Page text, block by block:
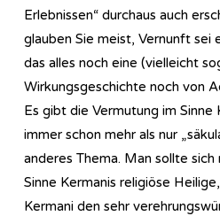
Erlebnissen“ durchaus auch
glauben Sie meist, Vernunft sei
das alles noch eine (vielleicht
Wirkungsgeschichte noch von
Es gibt die Vermutung im Sinne
immer schon mehr als nur
anderes Thema. Man sollte sich
Sinne Kermanis religiöse
Kermani den sehr